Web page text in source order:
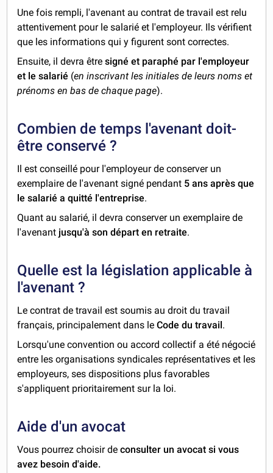
Une fois rempli, l'avenant au contrat de travail est relu
attentivement pour le salarié et l'employeur. Ils vérifient
que les informations qui y figurent sont correctes.
Ensuite, il devra êtresigné et paraphé par l'employeur
et le salarié (en inscrivant les initiales de leurs noms et
prénoms en bas de chaque page).
Combien de temps l'avenant doit-
être conservé ?
Il est conseillé pour l'employeur de conserver un
exemplaire de l'avenant signé pendant 5 ans après que
le salarié a quitté l'entreprise.
Quant au salarié, il devra conserver un exemplaire de
l'avenant jusqu'à son départ en retraite.
Quelle est la législation applicable à
l'avenant ?
Le contrat de travail est soumis au droit du travail
français, principalement dans leCode du travail .
Lorsqu'une convention ou accord collectif a été négocié
entre les organisations syndicales représentatives et les
employeurs, ses dispositions plus favorables
s'appliquent prioritairement sur la loi.
Aide d'un avocat
Vous pourrez choisir deconsulter un avocat si vous
avez besoin d'aide.